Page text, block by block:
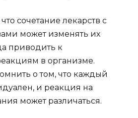
сочетание лекарств с
может изменять их
приводить к
в организме.
о том, что каждый
и реакция на
может различаться.